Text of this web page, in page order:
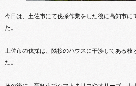
今日は、土佐市にて伐採作業をした後に高知市に
た。
土佐市の伐採は、隣接のハウスに干渉してある枝
た。